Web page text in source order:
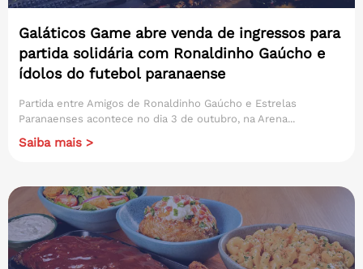
Galáticos Game abre venda de ingressos para
partida solidária com Ronaldinho Gaúcho e
ídolos do futebol paranaense
Partida entre Amigos de Ronaldinho Gaúcho e Estrelas
Paranaenses acontece no dia 3 de outubro, na Arena...
Saiba mais >